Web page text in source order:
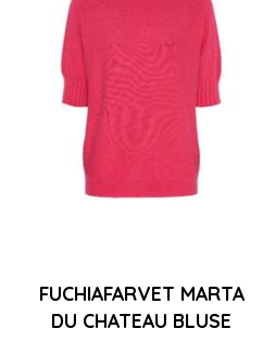
FUCHIAFARVET MARTA
DU CHATEAU BLUSE